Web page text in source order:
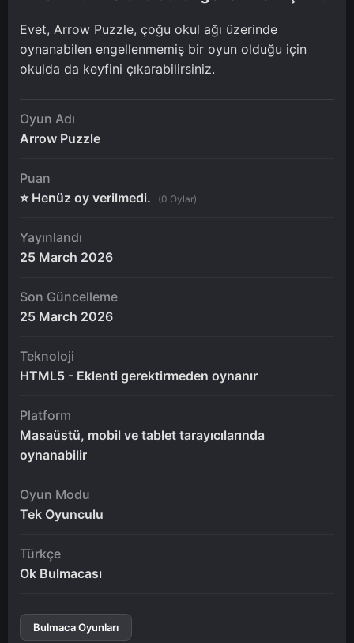
Evet, Arrow Puzzle, çoğu okul ağı üzerinde
oynanabilen engellenmemiş bir oyun olduğu için
okulda da keyfini çıkarabilirsiniz.
Oyun Adı
Arrow Puzzle
Puan
⭐ Henüz oy verilmedi.
(0 Oylar)
Yayınlandı
25 March 2026
Son Güncelleme
25 March 2026
Teknoloji
HTML5 - Eklenti gerektirmeden oynanır
Platform
Masaüstü, mobil ve tablet tarayıcılarında
oynanabilir
Oyun Modu
Tek Oyunculu
Türkçe
Ok Bulmacası
Bulmaca Oyunları